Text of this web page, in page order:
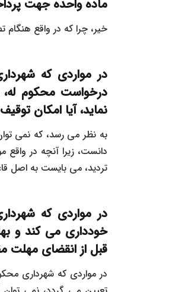
ماده واحده جهت
خیر، چرا که در واقع
در مواردی که
درخواست محکوم له،
نماید، آیا امکان
به نظر می‌ رسد، که نمی
دانست، زیرا آنچه در
تردید، می‌ بایست به اصل
در مواردی که
خودداری می کند و
قبل از انقضای مهلت
در مواردی که شهرداری